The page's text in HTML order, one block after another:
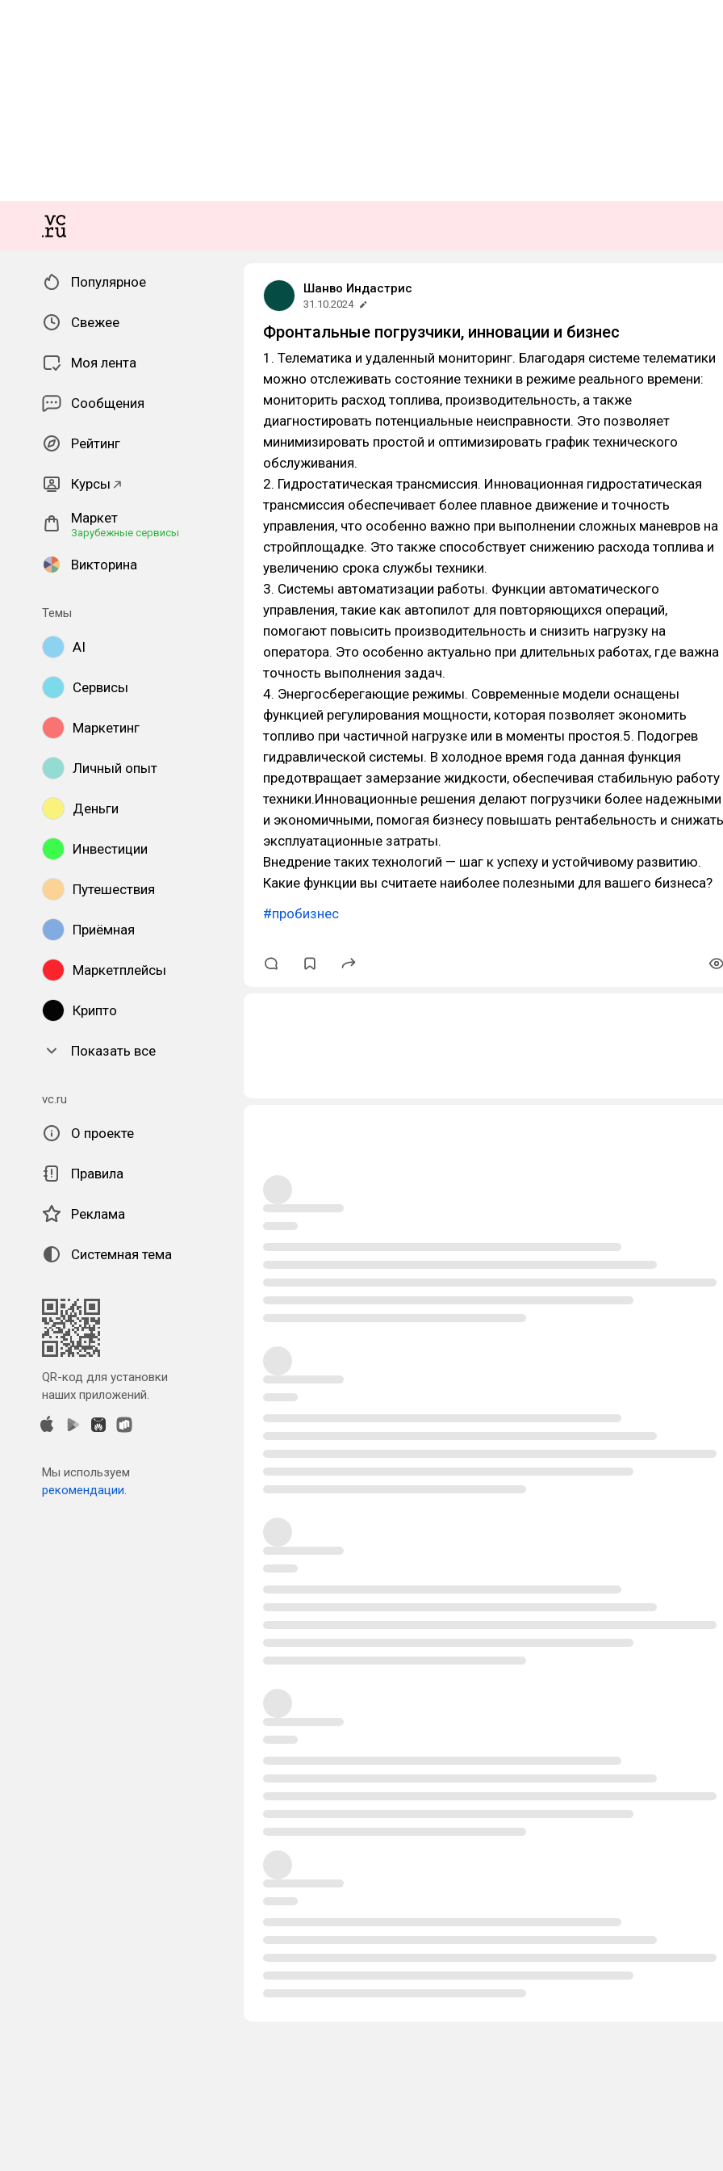
Популярное
Свежее
Моя лента
Сообщения
Рейтинг
Курсы
Маркет
Зарубежные сервисы
Викторина
Темы
AI
Сервисы
Маркетинг
Личный опыт
Деньги
Инвестиции
Путешествия
Приёмная
Маркетплейсы
Крипто
Показать все
vc.ru
О проекте
Правила
Реклама
Системная тема
QR-код для установки
наших приложений.
Мы используем
рекомендации.
Шанво Индастрис
31.10.2024
Фронтальные погрузчики, инновации и бизнес
1. Телематика и удаленный мониторинг. Благодаря системе телематики
можно отслеживать состояние техники в режиме реального времени:
мониторить расход топлива, производительность, а также
диагностировать потенциальные неисправности. Это позволяет
минимизировать простой и оптимизировать график технического
обслуживания.
2. Гидростатическая трансмиссия. Инновационная гидростатическая
трансмиссия обеспечивает более плавное движение и точность
управления, что особенно важно при выполнении сложных маневров на
стройплощадке. Это также способствует снижению расхода топлива и
увеличению срока службы техники.
3. Системы автоматизации работы. Функции автоматического
управления, такие как автопилот для повторяющихся операций,
помогают повысить производительность и снизить нагрузку на
оператора. Это особенно актуально при длительных работах, где важна
точность выполнения задач.
4. Энергосберегающие режимы. Современные модели оснащены
функцией регулирования мощности, которая позволяет экономить
топливо при частичной нагрузке или в моменты простоя.5. Подогрев
гидравлической системы. В холодное время года данная функция
предотвращает замерзание жидкости, обеспечивая стабильную работу
техники.Инновационные решения делают погрузчики более надежными
и экономичными, помогая бизнесу повышать рентабельность и снижать
эксплуатационные затраты.
Внедрение таких технологий — шаг к успеху и устойчивому развитию.
Какие функции вы считаете наиболее полезными для вашего бизнеса?
#пробизнес